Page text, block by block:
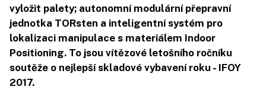
vyložit palety; autonomní modulární přepravní
jednotka TORsten a inteligentní systém pro
lokalizaci manipulace s materiálem Indoor
Positioning. To jsou vítězové letošního ročníku
soutěže o nejlepší skladové vybavení roku - IFOY
2017.